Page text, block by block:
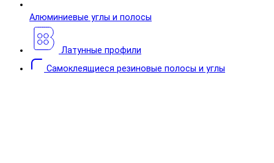
Алюминиевые углы и полосы
Латунные профили
Самоклеящиеся резиновые полосы и углы